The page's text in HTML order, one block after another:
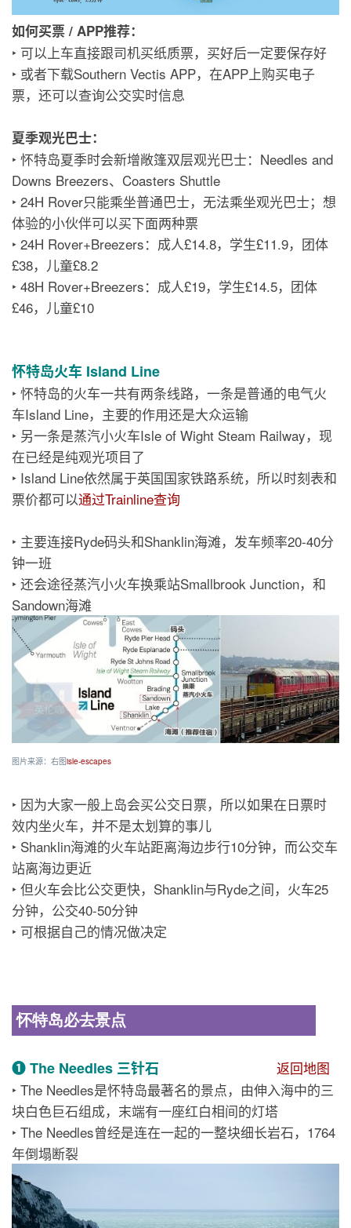
如何买票 / APP推荐：
‣ 可以上车直接跟司机买纸质票，买好后一定要保存好
‣ 或者下载Southern Vectis APP，在APP上购买电子
票，还可以查询公交实时信息
夏季观光巴士：
‣ 怀特岛夏季时会新增敞篷双层观光巴士：Needles and
Downs Breezers、Coasters Shuttle
‣ 24H Rover只能乘坐普通巴士，无法乘坐观光巴士；想
体验的小伙伴可以买下面两种票
‣ 24H Rover+Breezers：成人£14.8，学生£11.9，团体
£38，儿童£8.2
‣ 48H Rover+Breezers：成人£19，学生£14.5，团体
£46，儿童£10
怀特岛火车 Island Line
‣ 怀特岛的火车一共有两条线路，一条是普通的电气火
车Island Line，主要的作用还是大众运输
‣ 另一条是蒸汽小火车Isle of Wight Steam Railway，现
在已经是纯观光项目了
‣ Island Line依然属于英国国家铁路系统，所以时刻表和
票价都可以通过Trainline查询
‣ 主要连接Ryde码头和Shanklin海滩，发车频率20-40分
钟一班
‣ 还会途径蒸汽小火车换乘站Smallbrook Junction，和
Sandown海滩
图片来源：右图isle-escapes
‣ 因为大家一般上岛会买公交日票，所以如果在日票时
效内坐火车，并不是太划算的事儿
‣ Shanklin海滩的火车站距离海边步行10分钟，而公交车
站离海边更近
‣ 但火车会比公交更快，Shanklin与Ryde之间，火车25
分钟，公交40-50分钟
‣ 可根据自己的情况做决定
怀特岛必去景点
❶ The Needles 三针石
返回地图
‣ The Needles是怀特岛最著名的景点，由伸入海中的三
块白色巨石组成，末端有一座红白相间的灯塔
‣ The Needles曾经是连在一起的一整块细长岩石，1764
年倒塌断裂